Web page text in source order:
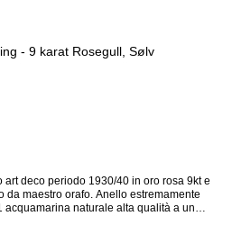
- 9 karat Rosegull, Sølv
art deco periodo 1930/40 in oro rosa 9kt e
da maestro orafo. Anello estremamente
acquamarina naturale alta qualità a un